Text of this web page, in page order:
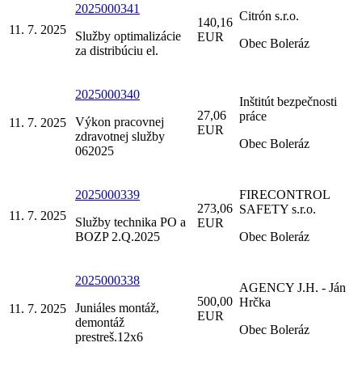
11. 7. 2025
2025000341
Služby optimalizácie
za distribúciu el.
140,16
EUR
Citrón s.r.o.
Obec Boleráz
11. 7. 2025
2025000340
Výkon pracovnej
zdravotnej služby
062025
27,06
EUR
Inštitút bezpečnosti
práce
Obec Boleráz
11. 7. 2025
2025000339
Služby technika PO a
BOZP 2.Q.2025
273,06
EUR
FIRECONTROL
SAFETY s.r.o.
Obec Boleráz
11. 7. 2025
2025000338
Juniáles montáž,
demontáž
prestreš.12x6
500,00
EUR
AGENCY J.H. - Ján
Hrčka
Obec Boleráz